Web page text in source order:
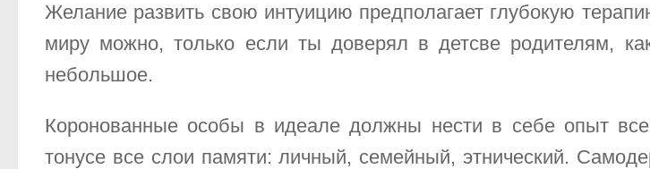
Желание развить свою интуицию предполагает глубокую
миру можно, только если ты доверял в детсве родителям,
небольшое.
Коронованные особы в идеале должны нести в себе опыт
тонусе все слои памяти: личный, семейный, этнический.